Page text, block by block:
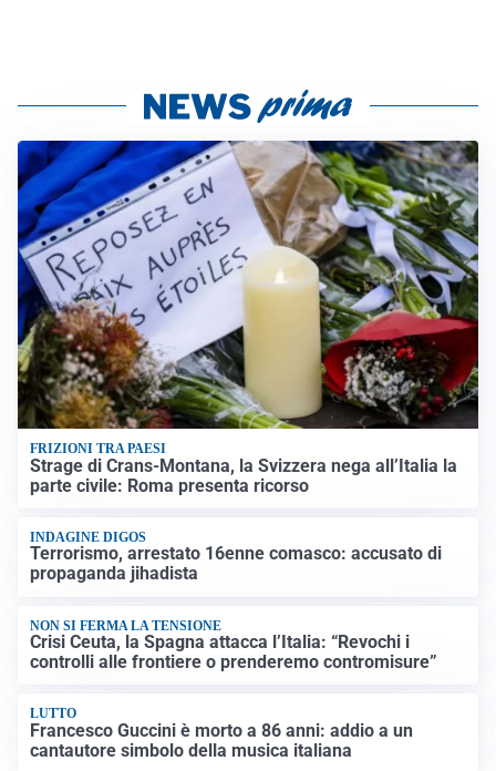
FRIZIONI TRA PAESI
Strage di Crans-Montana, la Svizzera nega all’Italia la
parte civile: Roma presenta ricorso
INDAGINE DIGOS
Terrorismo, arrestato 16enne comasco: accusato di
propaganda jihadista
NON SI FERMA LA TENSIONE
Crisi Ceuta, la Spagna attacca l’Italia: “Revochi i
controlli alle frontiere o prenderemo contromisure”
LUTTO
Francesco Guccini è morto a 86 anni: addio a un
cantautore simbolo della musica italiana